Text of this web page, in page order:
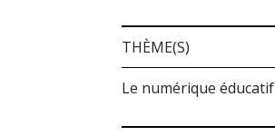
THÈME(S)
Le numérique éducatif